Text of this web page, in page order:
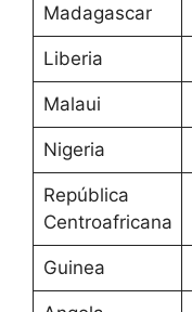
Madagascar
Liberia
Malaui
Nigeria
República
Centroafricana
Guinea